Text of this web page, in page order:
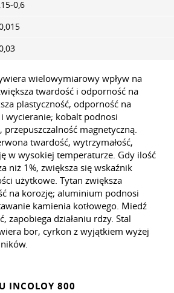
0,6
wielowymiarowy wpływ na
twardość i odporność na
plastyczność, odporność na
wycieranie; kobalt podnosi
przepuszczalność magnetyczną.
twardość, wytrzymałość,
w wysokiej temperaturze. Gdy ilość
niż 1%, zwiększa się wskaźnik
użytkowe. Tytan zwiększa
na korozję; aluminium podnosi
kamienia kotłowego. Miedź
zapobiega działaniu rdzy. Stal
bor, cyrkon z wyjątkiem wyżej
INCOLOY 800